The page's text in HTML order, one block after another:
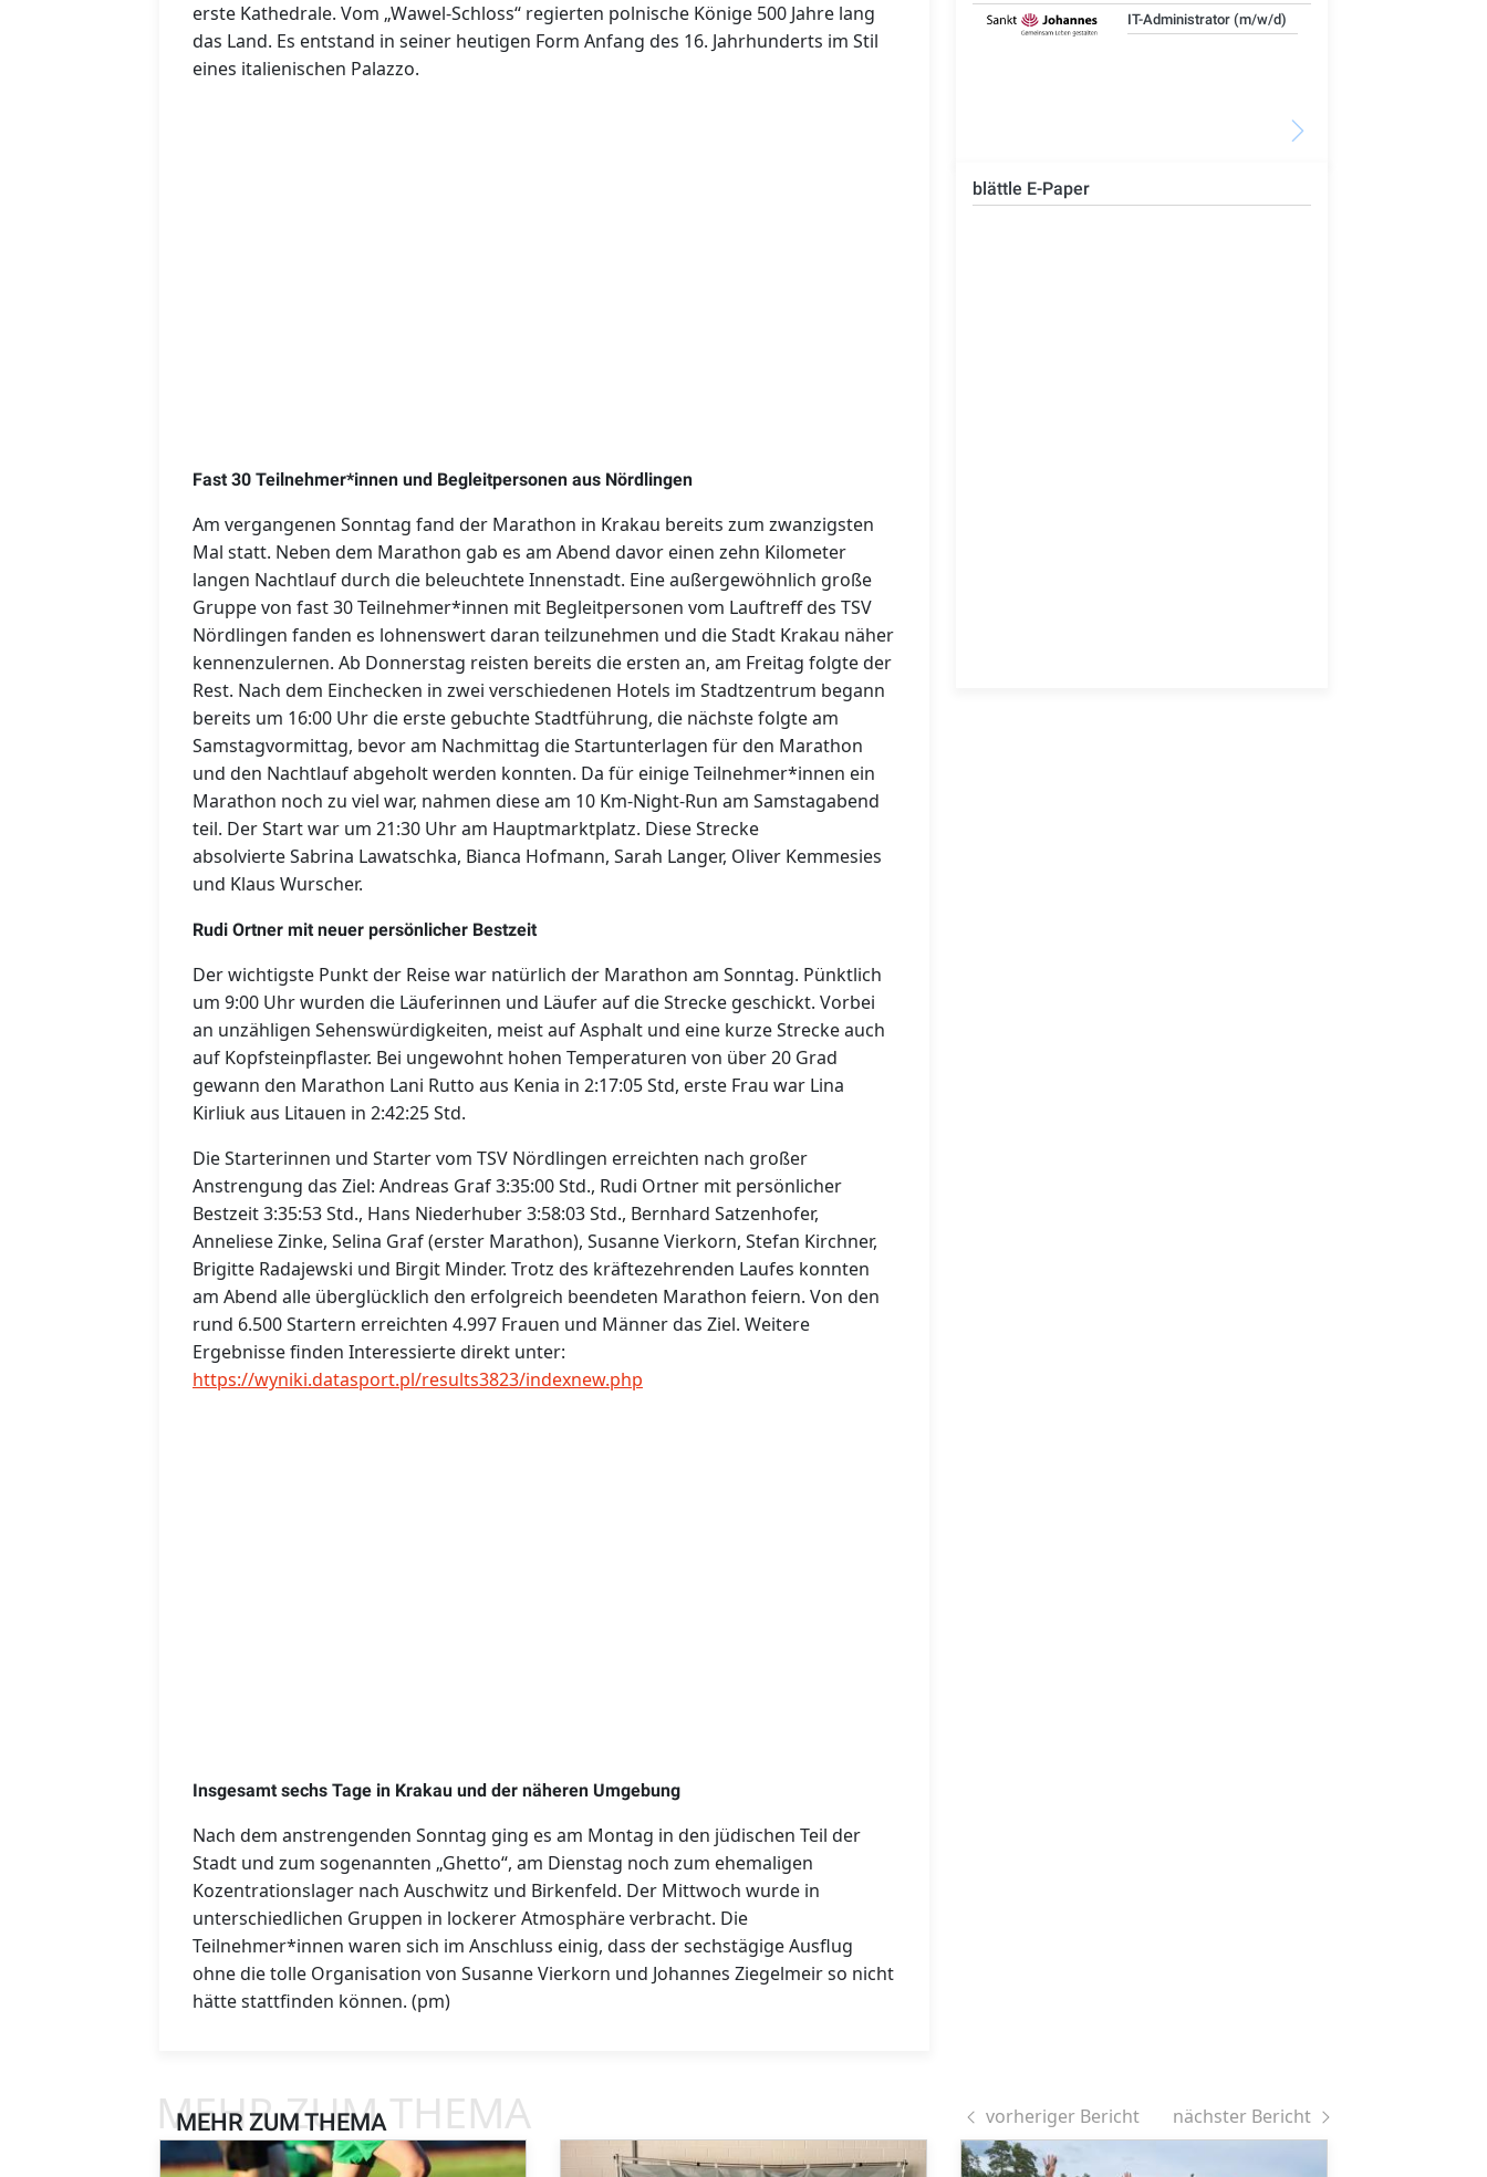
erste Kathedrale. Vom „Wawel-Schloss“ regierten polnische Könige 500 Jahre lang
das Land. Es entstand in seiner heutigen Form Anfang des 16. Jahrhunderts im Stil
eines italienischen Palazzo.
Fast 30 Teilnehmer*innen und Begleitpersonen aus Nördlingen
Am vergangenen Sonntag fand der Marathon in Krakau bereits zum zwanzigsten
Mal statt. Neben dem Marathon gab es am Abend davor einen zehn Kilometer
langen Nachtlauf durch die beleuchtete Innenstadt. Eine außergewöhnlich große
Gruppe von fast 30 Teilnehmer*innen mit Begleitpersonen vom Lauftreff des TSV
Nördlingen fanden es lohnenswert daran teilzunehmen und die Stadt Krakau näher
kennenzulernen. Ab Donnerstag reisten bereits die ersten an, am Freitag folgte der
Rest. Nach dem Einchecken in zwei verschiedenen Hotels im Stadtzentrum begann
bereits um 16:00 Uhr die erste gebuchte Stadtführung, die nächste folgte am
Samstagvormittag, bevor am Nachmittag die Startunterlagen für den Marathon
und den Nachtlauf abgeholt werden konnten. Da für einige Teilnehmer*innen ein
Marathon noch zu viel war, nahmen diese am 10 Km-Night-Run am Samstagabend
teil. Der Start war um 21:30 Uhr am Hauptmarktplatz. Diese Strecke
absolvierte Sabrina Lawatschka, Bianca Hofmann, Sarah Langer, Oliver Kemmesies
und Klaus Wurscher.
Rudi Ortner mit neuer persönlicher Bestzeit
Der wichtigste Punkt der Reise war natürlich der Marathon am Sonntag. Pünktlich
um 9:00 Uhr wurden die Läuferinnen und Läufer auf die Strecke geschickt. Vorbei
an unzähligen Sehenswürdigkeiten, meist auf Asphalt und eine kurze Strecke auch
auf Kopfsteinpflaster. Bei ungewohnt hohen Temperaturen von über 20 Grad
gewann den Marathon Lani Rutto aus Kenia in 2:17:05 Std, erste Frau war Lina
Kirliuk aus Litauen in 2:42:25 Std.
Die Starterinnen und Starter vom TSV Nördlingen erreichten nach großer
Anstrengung das Ziel: Andreas Graf 3:35:00 Std., Rudi Ortner mit persönlicher
Bestzeit 3:35:53 Std., Hans Niederhuber 3:58:03 Std., Bernhard Satzenhofer,
Anneliese Zinke, Selina Graf (erster Marathon), Susanne Vierkorn, Stefan Kirchner,
Brigitte Radajewski und Birgit Minder. Trotz des kräftezehrenden Laufes konnten
am Abend alle überglücklich den erfolgreich beendeten Marathon feiern. Von den
rund 6.500 Startern erreichten 4.997 Frauen und Männer das Ziel. Weitere
Ergebnisse finden Interessierte direkt unter:
https://wyniki.datasport.pl/results3823/indexnew.php
Insgesamt sechs Tage in Krakau und der näheren Umgebung
Nach dem anstrengenden Sonntag ging es am Montag in den jüdischen Teil der
Stadt und zum sogenannten „Ghetto“, am Dienstag noch zum ehemaligen
Kozentrationslager nach Auschwitz und Birkenfeld. Der Mittwoch wurde in
unterschiedlichen Gruppen in lockerer Atmosphäre verbracht. Die
Teilnehmer*innen waren sich im Anschluss einig, dass der sechstägige Ausflug
ohne die tolle Organisation von Susanne Vierkorn und Johannes Ziegelmeir so nicht
hätte stattfinden können. (pm)
Technischer Leiter -
Bauleiter (m/w/d)
IT-Administrator (m/w/d)
blättle E-Paper
MEHR ZUM THEMA
MEHR ZUM THEMA vorheriger Bericht nächster Bericht